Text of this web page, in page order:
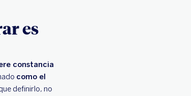
es
constancia
como el
definirlo, no